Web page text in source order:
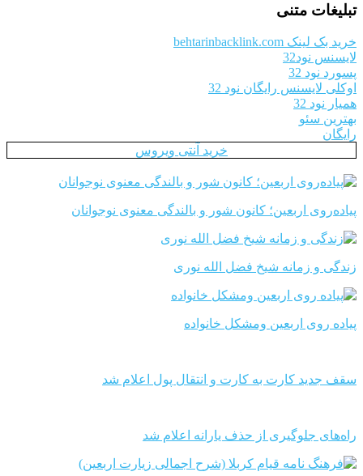
تبلیغات متنی
خرید بک لینک behtarinbacklink.com
لایسنس نود32
پسورد نود 32
اوکلی لایسنس رایگان نود 32
همیار نود 32
بهترین سئو
رایگان
خرید آنتی ویروس
پیاده‌روی اربعین؛ کانون شور و بالندگی معنوی نوجوانان
زندگی و زمانه شیخ فضل الله نوری
پیاده روی اربعین ومشکل خانواده
سقف جدید کارت به کارت و انتقال پول اعلام شد
راه‌های جلوگیری از حذف یارانه اعلام شد